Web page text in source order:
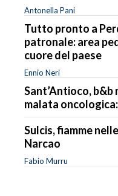
Antonella Pani
Tutto pronto a
patronale: area
cuore del paese
Ennio Neri
Sant’Antioco, b&b
malata
Sulcis, fiamme
Narcao
Fabio Murru